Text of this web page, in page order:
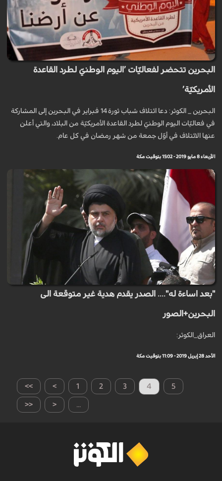
البحرين تتحضر لفعاليّات ’اليوم الوطنيّ لطرد القاعدة
الأمريكيّة’
البحرين _ الكوثر: دعا ائتلاف شباب ثورة 14 فبراير في البحرين إلى المشاركة
في فعاليّات اليوم الوطنيّ لطرد القاعدة الأمريكيّة من البلاد، والتي أعلن
عنها الائتلاف في أوّل جمعة من شهر رمضان في كل عام.
الأربعاء 8 مايو 2019 - 15:02 بتوقيت مكة
"بعد اساءة له".... الصدر يقدم هدية غير متوقعة الى
البحرين+الصور
العراق_الكوثر:
الأحد 28 إبريل 2019 - 11:09 بتوقيت مكة
>> > 1 2 3 4 5
...
<
<<